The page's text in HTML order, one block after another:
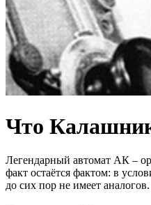
Что
Легендарный автомат АК –
факт остаётся фактом: в
до сих пор не имеет аналогов.